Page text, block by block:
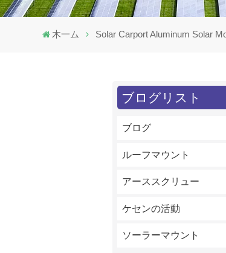
木一ム Solar Carport Aluminum Solar
ブログリスト
ブログ
ルーフマウント
アーススクリュー
ケセンの活動
ソーラーマウント